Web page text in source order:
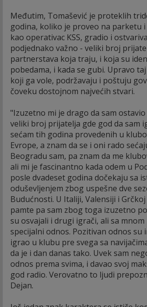
Međutim, Tomašević je proteklih
godina, koliko je proveo na parketu
kao operativac KSS, gradio i
podjednako važno - veliki broj
partnerstava koja traju, i koja su
pobedama, i kada se gubi. Upravo
koji ga vole, podržavaju i poštuju
čoveku dostojnom najvećih stvari.
"Izuzetno mi je drago da sam
veliki broj prijatelja gde god da sam
sećam tih godina provedenih u
Evrope, a znam da se i oni rado
Beogradu sam, pa znam da me
ali mi je fascinantno kada odem u
posle dvadeset godina dočekaju sa
oduševljenjem zbog uspešne dve
Budućnosti. U Italiji, Valensiji i
pamte pa sam zbog toga izuzetno
su osvajali i drugi igrači, ali sa
specijalni odnos. Pozitivan odnos su
igrao u klubu pre svega sa
da je i dan danas tako. Uvek sam
odnos prema svima, i davao svoj
god radio. Verovatno to ljudi
Dejan.